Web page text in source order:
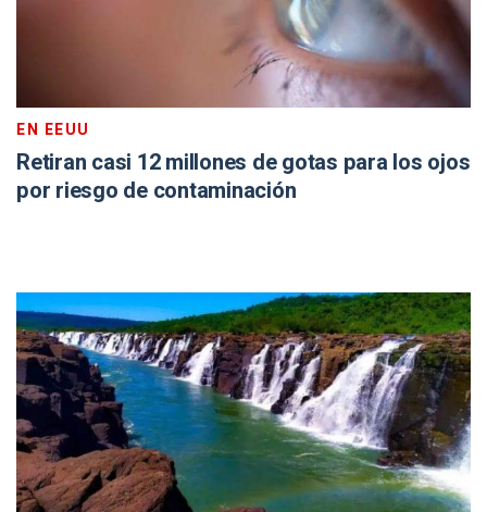
EN EEUU
Retiran casi 12 millones de gotas para los ojos
por riesgo de contaminación